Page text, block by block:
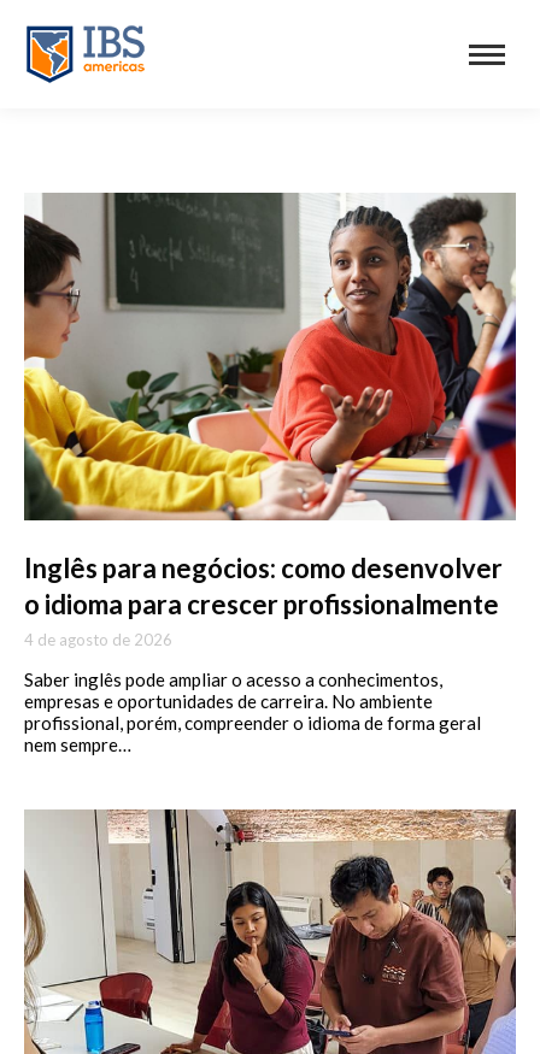
Inglês para negócios: como desenvolver
o idioma para crescer profissionalmente
4 de agosto de 2026
Saber inglês pode ampliar o acesso a conhecimentos,
empresas e oportunidades de carreira. No ambiente
profissional, porém, compreender o idioma de forma geral
nem sempre…